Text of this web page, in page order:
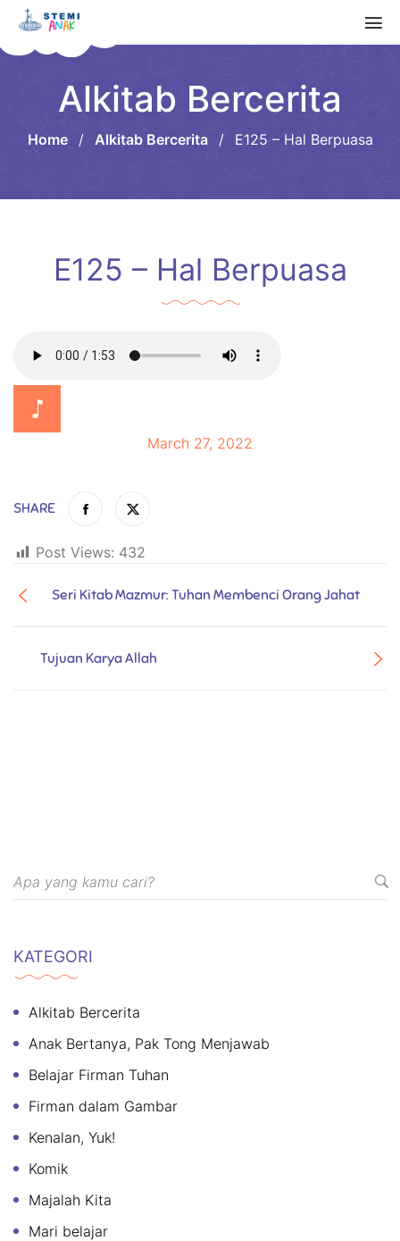
Alkitab Bercerita
Home / Alkitab Bercerita / E125 – Hal Berpuasa
E125 – Hal Berpuasa
March 27, 2022
SHARE
Post Views: 432
Tujuan Karya Allah
Seri Kitab Mazmur: Tuhan Membenci Orang Jahat
KATEGORI
Alkitab Bercerita
Anak Bertanya, Pak Tong Menjawab
Belajar Firman Tuhan
Firman dalam Gambar
Kenalan, Yuk!
Komik
Majalah Kita
Mari belajar